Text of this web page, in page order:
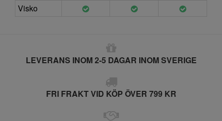
Visko
LEVERANS INOM 2-5 DAGAR INOM SVERIGE
FRI FRAKT VID KÖP ÖVER 799 KR